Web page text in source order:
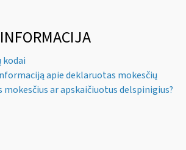
kodai
apie deklaruotas mokesčių
mokesčius ar apskaičiuotus delspinigius?